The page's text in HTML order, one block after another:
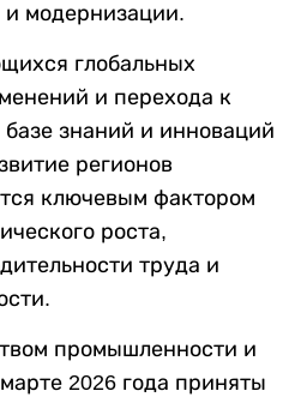
и модернизации.
глобальных
и перехода к
знаний и инноваций
регионов
ключевым фактором
роста,
труда и
промышленности и
2026 года приняты